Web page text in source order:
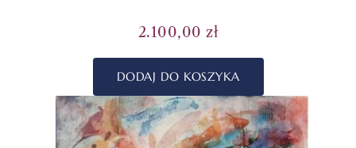
2.100,00zł
DODAJ DO KOSZYKA